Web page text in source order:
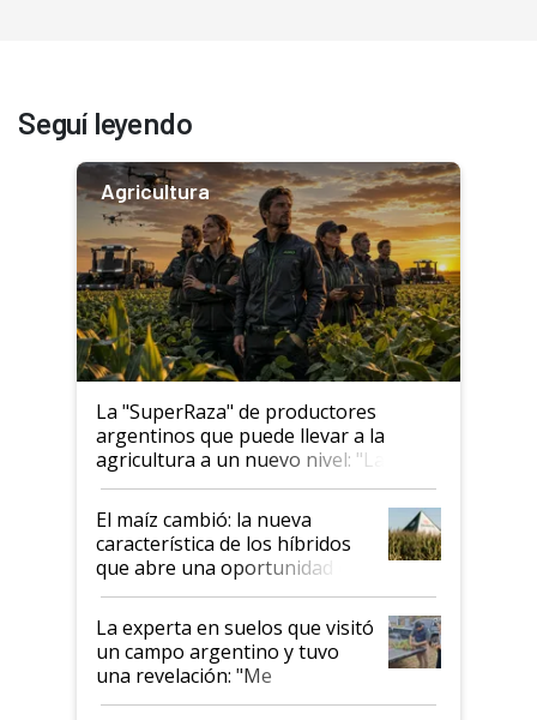
Seguí leyendo
Agricultura
La "SuperRaza" de productores
argentinos que puede llevar a la
agricultura a un nuevo nivel: "Las
posibilidades de crecimiento son
infinitas"
El maíz cambió: la nueva
característica de los híbridos
que abre una oportunidad en
el lote
La experta en suelos que visitó
un campo argentino y tuvo
una revelación: "Me
impresionó mucho"